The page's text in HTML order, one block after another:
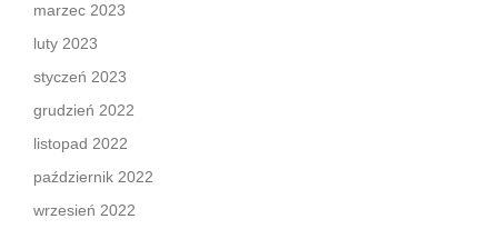
marzec 2023
luty 2023
styczeń 2023
grudzień 2022
listopad 2022
październik 2022
wrzesień 2022